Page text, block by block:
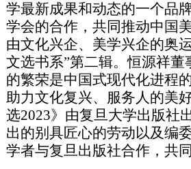
学最新成果和动态的一个品
学会的合作，共同推动中国
由文化兴企、美学兴企的奥
文选书系”第二辑。恒源祥
的繁荣是中国式现代化进程
助力文化复兴、服务人的美
选2023》由复旦大学出版社
出的别具匠心的劳动以及编
学者与复旦出版社合作，共